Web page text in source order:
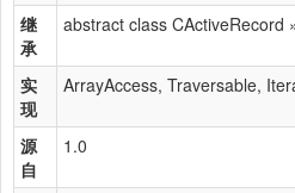
继
承
abstract class CActiveRecord
实
现
ArrayAccess, Traversable,
源
自
1.0